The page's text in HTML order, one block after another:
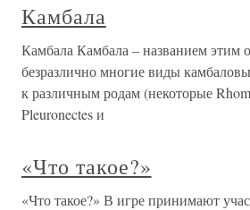
Камбала
Камбала Камбала – названием этим
безразлично многие виды
к различным родам (некоторые
Pleuronectes и
«Что такое?»
«Что такое?» В игре принимают